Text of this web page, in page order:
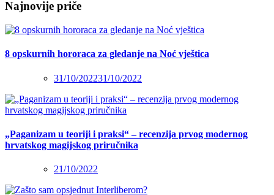
Najnovije priče
8 opskurnih hororaca za gledanje na Noć vještica
31/10/202231/10/2022
„Paganizam u teoriji i praksi“ – recenzija prvog modernog
hrvatskog magijskog priručnika
21/10/2022